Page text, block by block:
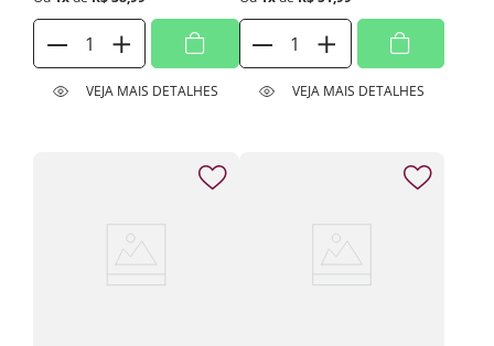
VEJA MAIS DETALHES VEJA MAIS DETALHES